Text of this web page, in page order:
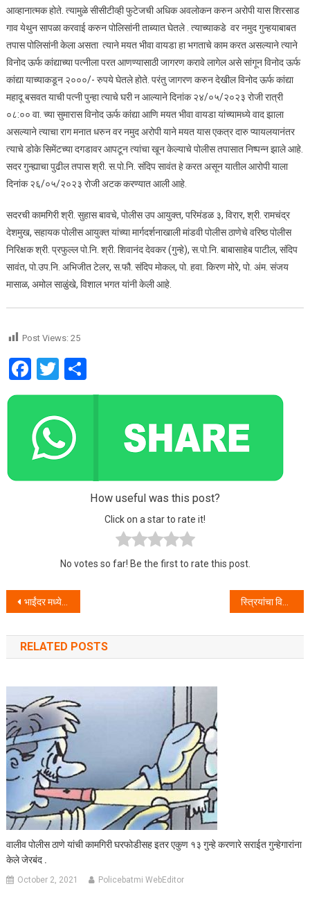
आव्हानात्मक होते. त्यामुळे सीसीटीव्ही फुटेजची अधिक अवलोकन करुन अरोपी यास शिरसाड
गाव येथुन सापळा करवाई करुन पोलिसांनी ताब्यात घेतले . त्याच्याकडे वर नमुद गुन्हयाबाबत
तपास पोलिसांनी केला असता त्याने मयत भीवा वायडा हा भगताचे काम करत असल्याने त्याने
विनोद ऊर्फ कांद्याच्या पत्नीला परत आणण्यासाठी जागरण करावे लागेल असे सांगून विनोद ऊर्फ
कांद्या याच्याकडून २०००/- रुपये घेतले होते. परंतु जागरण करुन देखील विनोद ऊर्फ कांद्या
महादू बसवत याची पत्नी पुन्हा त्याचे घरी न आल्याने दिनांक २४/०५/२०२३ रोजी रात्री
०८:०० वा. च्या सुमारास विनोद ऊर्फ कांद्या आणि मयत भीवा वायडा यांच्यामध्ये वाद झाला
असल्याने त्याचा राग मनात धरुन वर नमुद अरोपी याने मयत यास एकत्र दारु प्यायलयानंतर
त्याचे डोके सिमेंटच्या दगडावर आपटून त्यांचा खून केल्याचे पोलीस तपासात निष्पन्न झाले आहे.
सदर गुन्ह्याचा पुढील तपास श्री. स.पो.नि. संदिप सावंत हे करत असून यातील आरोपी याला
दिनांक २६/०५/२०२३ रोजी अटक करण्यात आली आहे.
सदरची कामगिरी श्री. सुहास बावचे, पोलीस उप आयुक्त, परिमंडळ ३, विरार, श्री. रामचंद्र
देशमुख, सहायक पोलीस आयुक्त यांच्या मार्गदर्शनाखाली मांडवी पोलीस ठाणेचे वरिष्ठ पोलीस
निरिक्षक श्री. प्रफुल्ल पो.नि. श्री. शिवानंद देवकर (गुन्हे), स.पो.नि. बाबासाहेब पाटील, संदिप
सावंत, पो.उप.नि. अभिजीत टेलर, स.फौ. संदिप मोकल, पो. हवा. किरण मोरे, पो. अंम. संजय
मासाळ, अमोल साळुंखे, विशाल भगत यांनी केली आहे.
Post Views: 25
Facebook
Twitter
Share
How useful was this post?
Click on a star to rate it!
No votes so far! Be the first to rate this post.
Post navigation
भाईंदर मध्ये सुमारे ४२ किलो गांजा पकडला आरोपींना अटक. स्त्रियांचा विनयभंग करण्याच्या उद्देशाने बॅनर वरील फोटोंवर अश्लील शब्दात शिवीगाळ तसेच स्त्री-पुरुषांच्या लिंगाचे चित्र काढून अपमानास्पद वागणुकीबाबत रेडीतील पाच आरोपींना वेंगुर्ला पोलिसांनी केली अटक.
RELATED POSTS
वालीव पोलीस ठाणे यांची कामगिरी घरफोडीसह इतर एकुण १३ गुन्हे करणारे सराईत गुन्हेगारांना
केले जेरबंद .
October 2, 2021 Policebatmi WebEditor